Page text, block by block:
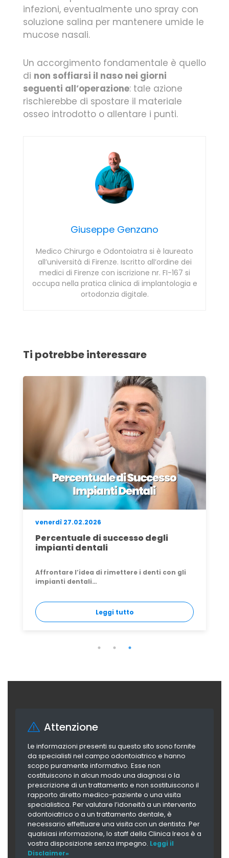
infezioni, eventualmente uno spray con
soluzione salina per mantenere umide le
mucose nasali.
Un accorgimento fondamentale è quello
di non soffiarsi il naso nei giorni
seguenti all’operazione: tale azione
rischierebbe di spostare il materiale
osseo introdotto o allentare i punti.
Giuseppe Genzano
Medico Chirurgo e Odontoiatra si è laureato
all’università di Firenze. Iscritto all’ordine dei
medici di Firenze con iscrizione nr. FI-167 si
occupa nella pratica clinica di implantologia e
ortodonzia digitale.
Ti potrebbe interessare
lunedì 27.04.2026
Rimuovere un impianto dentale:
quando, come e perché farlo (e
Ti sei svegliato una mattina con un dolore
Leggi tutto
Attenzione
Le informazioni presenti su questo sito sono fornite
da specialisti nel campo odontoiatrico e hanno
scopo puramente informativo. Esse non
costituiscono in alcun modo una diagnosi o la
prescrizione di un trattamento e non sostituiscono il
rapporto diretto medico-paziente o una visita
specialistica. Per valutare l’idoneità a un intervento
odontoiatrico o a un trattamento dentale, è
necessario effettuare una visita con un dentista. Per
qualsiasi informazione, lo staff della Clinica Ireos è a
vostra disposizione senza impegno. Leggi il
Disclaimer»